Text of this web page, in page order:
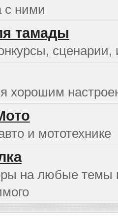
с ними
тамады
сценарии,
хорошим
и мототехнике
на любые темы